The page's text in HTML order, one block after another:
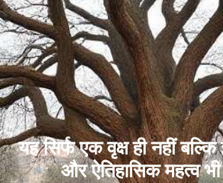
यह सिर्फ एक वृक्ष ही नहीं बल्कि
और ऐतिहासिक महत्व भी